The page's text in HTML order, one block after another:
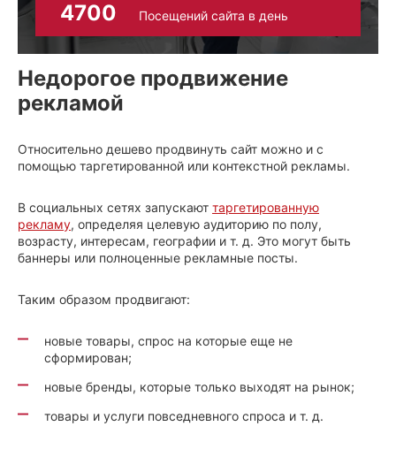
4700 Посещений сайта в день
Недорогое продвижение
рекламой
Относительно дешево продвинуть сайт можно и с
помощью таргетированной или контекстной рекламы.
В социальных сетях запускают таргетированную
рекламу, определяя целевую аудиторию по полу,
возрасту, интересам, географии и т. д. Это могут быть
баннеры или полноценные рекламные посты.
Таким образом продвигают:
новые товары, спрос на которые еще не
сформирован;
новые бренды, которые только выходят на рынок;
товары и услуги повседневного спроса и т. д.